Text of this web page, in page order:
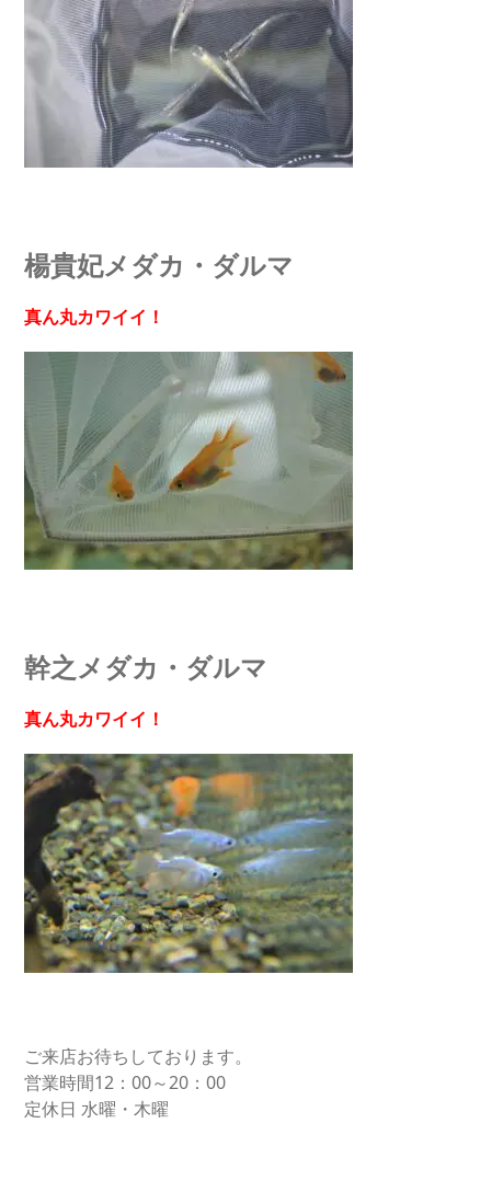
楊貴妃メダカ・ダルマ
真ん丸カワイイ！
幹之メダカ・ダルマ
真ん丸カワイイ！
ご来店お待ちしております。
営業時間12：00～20：00
定休日 水曜・木曜